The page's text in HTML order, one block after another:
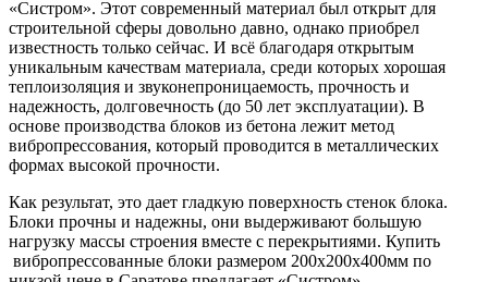
«Систром». Этот современный материал был открыт для
строительной сферы довольно давно, однако приобрел
известность только сейчас. И всё благодаря открытым
уникальным качествам материала, среди которых хорошая
теплоизоляция и звуконепроницаемость, прочность и
надежность, долговечность (до 50 лет эксплуатации). В
основе производства блоков из бетона лежит метод
вибропрессования, который проводится в металлических
формах высокой прочности.
Как результат, это дает гладкую поверхность стенок блока.
Блоки прочны и надежны, они выдерживают большую
нагрузку массы строения вместе с перекрытиями. Купить
вибропрессованные блоки размером 200x200x400мм по